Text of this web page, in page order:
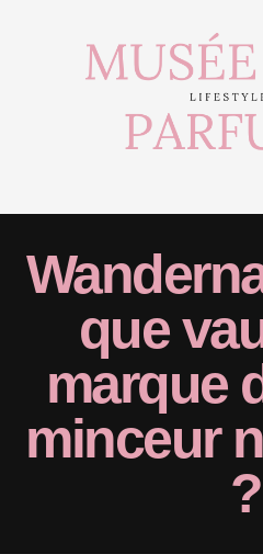
que
marque
minceur
?